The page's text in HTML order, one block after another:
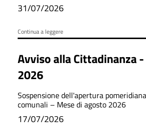
31/07/2026
Continua a leggere
Avviso alla Cittadinanza
2026
Sospensione dell'apertura
comunali – Mese di agosto 2026
17/07/2026